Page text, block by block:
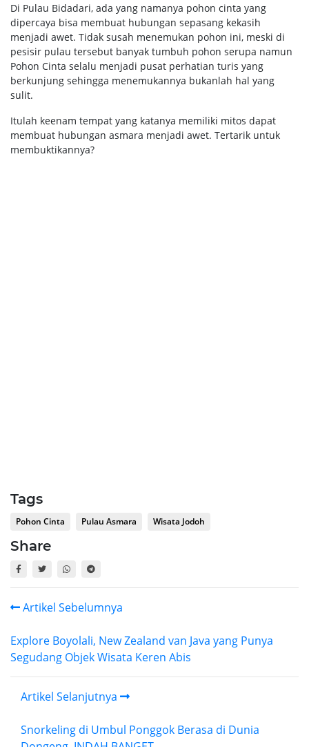
Di Pulau Bidadari, ada yang namanya pohon cinta yang
dipercaya bisa membuat hubungan sepasang kekasih
menjadi awet. Tidak susah menemukan pohon ini, meski di
pesisir pulau tersebut banyak tumbuh pohon serupa namun
Pohon Cinta selalu menjadi pusat perhatian turis yang
berkunjung sehingga menemukannya bukanlah hal yang
sulit.
Itulah keenam tempat yang katanya memiliki mitos dapat
membuat hubungan asmara menjadi awet. Tertarik untuk
membuktikannya?
Tags
Pohon Cinta Pulau Asmara Wisata Jodoh
Share
Artikel Sebelumnya
Explore Boyolali, New Zealand van Java yang Punya
Segudang Objek Wisata Keren Abis
Artikel Selanjutnya
Snorkeling di Umbul Ponggok Berasa di Dunia